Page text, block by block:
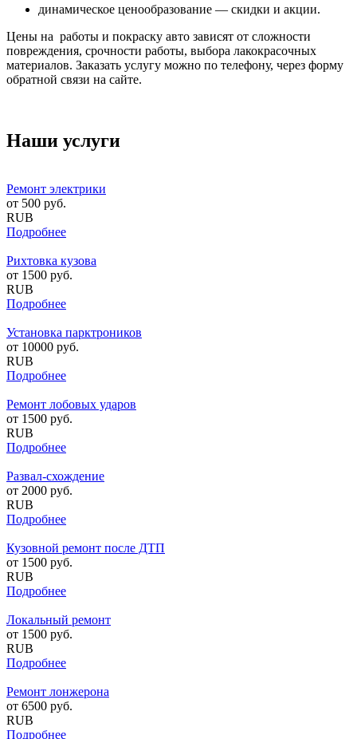
динамическое ценообразование — скидки и акции.
Цены на работы и покраску авто зависят от сложности
повреждения, срочности работы, выбора лакокрасочных
материалов. Заказать услугу можно по телефону, через форму
обратной связи на сайте.
Наши услуги
Ремонт электрики
от 500 руб.
RUB
Подробнее
Рихтовка кузова
от 1500 руб.
RUB
Подробнее
Установка парктроников
от 10000 руб.
RUB
Подробнее
Ремонт лобовых ударов
от 1500 руб.
RUB
Подробнее
Развал-схождение
от 2000 руб.
RUB
Подробнее
Кузовной ремонт после ДТП
от 1500 руб.
RUB
Подробнее
Локальный ремонт
от 1500 руб.
RUB
Подробнее
Ремонт лонжерона
от 6500 руб.
RUB
Подробнее